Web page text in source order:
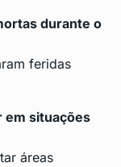
durante o
feridas
em situações
áreas